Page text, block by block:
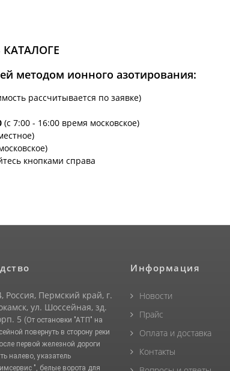
методом ионного азотирования:
рассчитывается по заявке)
(с 7:00 - 16:00 время московское)
кнопками справа
Россия, Пермский край, г.
ул. Шоссейная, зд.
5 (От остановки "АТП" на
повернуть в сторону реки
первой железной дороги
налево, указатель
", белые ворота для
Информация
Новости
Прайс
Оплата и доставка
Контакты